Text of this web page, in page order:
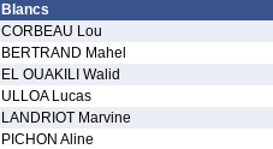
Blancs
CORBEAU Lou
BERTRAND Mahel
EL OUAKILI Walid
ULLOA Lucas
LANDRIOT Marvine
PICHON Aline